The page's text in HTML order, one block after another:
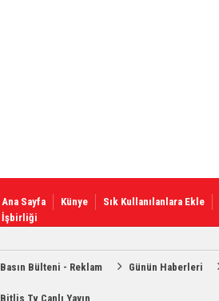
Ana Sayfa Künye Sık Kullanılanlara Ekle
İşbirliği
Basın Bülteni - Reklam Günün Haberleri
Bitlis Tv Canlı Yayın